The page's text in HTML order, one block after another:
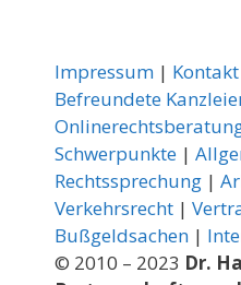
Impressum | Kontakt
Befreundete
Schwerpunkte |
Rechtssprechung |
Verkehrsrecht |
Bußgeldsachen |
© 2010 – 2023 Dr.